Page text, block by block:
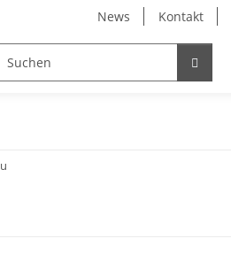
News Kontakt
Möbelgriffe, Möbelknöpfe